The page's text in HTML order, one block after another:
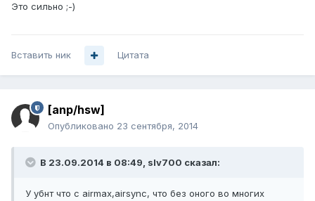
Это сильно ;-)
Вставить ник Цитата
[anp/hsw]
Опубликовано 23 сентября, 2014
В 23.09.2014 в 08:49, slv700 сказал:
У убнт что с airmax,airsync, что без оного во многих